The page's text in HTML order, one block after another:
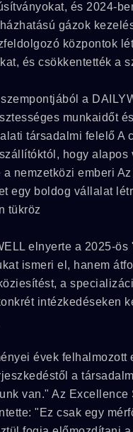
és 2024-
gázok
központok
és csökkentették a
a
munkaidőt
társadalmi felelő
hogy
nemzetközi emberi
egy boldog vállalat
tükröz
elnyerte a 2025-
ismeri el, hanem
a
intézkedéseken
évek
a
van." Az
"Ez csak egy
MPB